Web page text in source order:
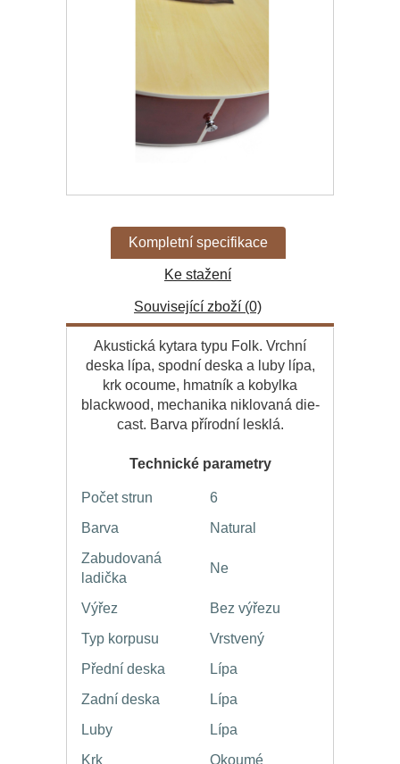
Kompletní specifikace
Ke stažení
Související zboží (0)
Akustická kytara typu Folk. Vrchní
deska lípa, spodní deska a luby lípa,
krk ocoume, hmatník a kobylka
blackwood, mechanika niklovaná die-
cast. Barva přírodní lesklá.
Technické parametry
Počet strun
6
Barva
Natural
Zabudovaná
ladička
Ne
Výřez
Bez výřezu
Typ korpusu
Vrstvený
Přední deska
Lípa
Zadní deska
Lípa
Luby
Lípa
Krk
Okoumé